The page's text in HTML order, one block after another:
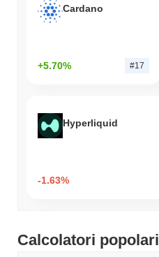
Cardano
+5.70% #17
Hyperliquid
-1.63%
Calcolatori popolari